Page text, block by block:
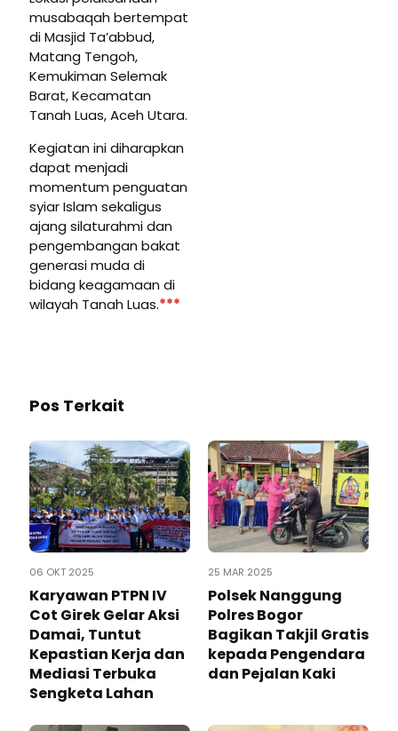
musabaqah bertempat
di Masjid Ta’abbud,
Matang Tengoh,
Kemukiman Selemak
Barat, Kecamatan
Tanah Luas, Aceh Utara.
Kegiatan ini diharapkan
dapat menjadi
momentum penguatan
syiar Islam sekaligus
ajang silaturahmi dan
pengembangan bakat
generasi muda di
bidang keagamaan di
wilayah Tanah Luas.***
Pos Terkait
06 OKT 2025
Karyawan PTPN IV
Cot Girek Gelar Aksi
Damai, Tuntut
Kepastian Kerja dan
Mediasi Terbuka
Sengketa Lahan
25 MAR 2025
Polsek Nanggung
Polres Bogor
Bagikan Takjil Gratis
kepada Pengendara
dan Pejalan Kaki